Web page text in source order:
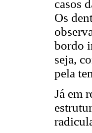
casos
Os
bordo
seja,
pela
Já em